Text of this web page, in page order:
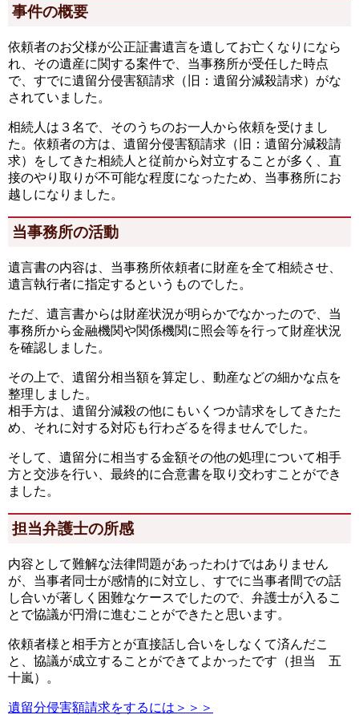
事件の概要
依頼者のお父様が公正証書遺言を遺してお亡くなりになら
れ、その遺産に関する案件で、当事務所が受任した時点
で、すでに遺留分侵害額請求（旧：遺留分減殺請求）がな
されていました。
相続人は３名で、そのうちのお一人から依頼を受けまし
た。依頼者の方は、遺留分侵害額請求（旧：遺留分減殺請
求）をしてきた相続人と従前から対立することが多く、直
接のやり取りが不可能な程度になったため、当事務所にお
越しになりました。
当事務所の活動
遺言書の内容は、当事務所依頼者に財産を全て相続させ、
遺言執行者に指定するというものでした。
ただ、遺言書からは財産状況が明らかでなかったので、当
事務所から金融機関や関係機関に照会等を行って財産状況
を確認しました。
その上で、遺留分相当額を算定し、動産などの細かな点を
整理しました。
相手方は、遺留分減殺の他にもいくつか請求をしてきたた
め、それに対する対応も行わざるを得ませんでした。
そして、遺留分に相当する金額その他の処理について相手
方と交渉を行い、最終的に合意書を取り交わすことができ
ました。
担当弁護士の所感
内容として難解な法律問題があったわけではありません
が、当事者同士が感情的に対立し、すでに当事者間での話
し合いが著しく困難なケースでしたので、弁護士が入るこ
とで協議が円滑に進むことができたと思います。
依頼者様と相手方とが直接話し合いをしなくて済んだこ
と、協議が成立することができてよかったです（担当 五
十嵐）。
遺留分侵害額請求をするには＞＞＞